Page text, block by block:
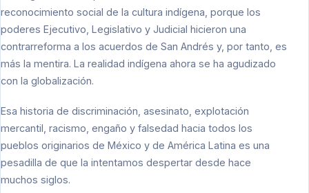
reconocimiento social de la cultura indígena, porque los
poderes Ejecutivo, Legislativo y Judicial hicieron una
contrarreforma a los acuerdos de San Andrés y, por tanto, es
más la mentira. La realidad indígena ahora se ha agudizado
con la globalización.
Esa historia de discriminación, asesinato, explotación
mercantil, racismo, engaño y falsedad hacia todos los
pueblos originarios de México y de América Latina es una
pesadilla de que la intentamos despertar desde hace
muchos siglos.